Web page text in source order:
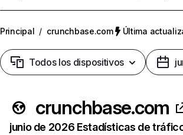
Principal / crunchbase.com Última
Todos los dispositivos
crunchbase.com
junio de 2026 Estadísticas de